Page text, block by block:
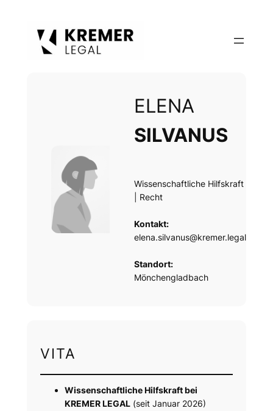
ELENA
SILVANUS
Wissenschaftliche Hilfskraft
| Recht
Kontakt:
elena.silvanus@kremer.legal
Standort:
Mönchengladbach
VITA
Wissenschaftliche Hilfskraft bei
KREMER LEGAL (seit Januar 2026)